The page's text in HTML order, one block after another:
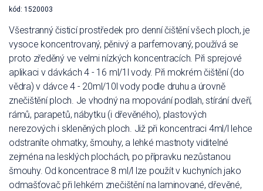
kód: 1520003
Všestranný čisticí prostředek pro denní čištění všech ploch, je
vysoce koncentrovaný, pěnivý a parfemovaný, používá se
proto zředěný ve velmi nízkých koncentracích. Při sprejové
aplikaci v dávkách 4 - 16 ml/1l vody. Při mokrém čištění (do
vědra) v dávce 4 - 20ml/10l vody podle druhu a úrovně
znečištění ploch. Je vhodný na mopování podlah, stírání dveří,
rámů, parapetů, nábytku (i dřevěného), plastových
nerezových i skleněných ploch. Již při koncentraci 4ml/l lehce
odstraníte ohmatky, šmouhy, a lehké mastnoty viditelné
zejména na lesklých plochách, po přípravku nezůstanou
šmouhy. Od koncentrace 8 ml/l lze použít v kuchyních jako
odmašťovač při lehkém znečištění na laminované, dřevěné,